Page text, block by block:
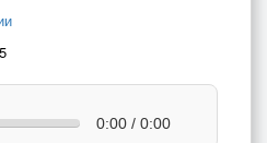
0:00 / 0:00